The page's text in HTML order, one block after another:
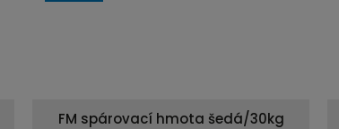
FM spárovací hmota šedá/30kg